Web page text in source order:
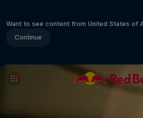
Want to see content from United States of
Continue